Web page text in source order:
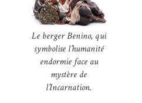
Le berger Benino, qui
symbolise l’humanité
endormie face au
mystère de
l’Incarnation.